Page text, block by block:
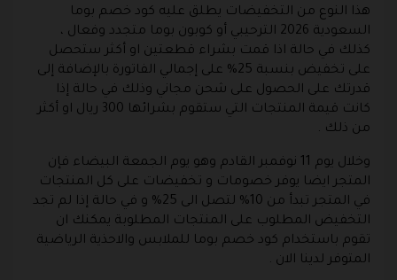
هذا النوع من التخفيضات يطلق عليه كود خصم بوما
السعودية 2026 الترحيبي أو كوبون بوما متجدد وفعال ،
كذلك في حالة اذا قمت بشراء قطعتين او أكثر ستحصل
على تخفيض بنسبة 25% على إجمالي الفاتورة بالإضافة إلى
قدرتك على الحصول على شحن مجاني وذلك في حالة إذا
كانت قيمة المنتجات التي ستقوم بشرائها 300 ريال او أكثر
من ذلك .
وخلال يوم 11 نوفمبر القادم وهو يوم الجمعة البيضاء فإن
المتجر ايضا يوفر خصومات و تخفيضات على كل المنتجات
في المتجر تبدأ من 10% لتصل الى 25% و في حالة إذا لم تجد
التخفيض المطلوب على المنتجات المطلوبة يمكنك ان
تقوم باستخدام كود خصم بوما للملابس والاحذية الرياضية
المتوفر لدينا الان .